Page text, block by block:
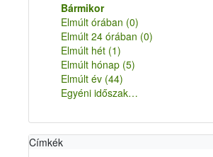
Bármikor
Elmúlt órában (0)
Elmúlt 24 órában (0)
Elmúlt hét (1)
Elmúlt hónap (5)
Elmúlt év (44)
Egyéni időszak…
Címkék